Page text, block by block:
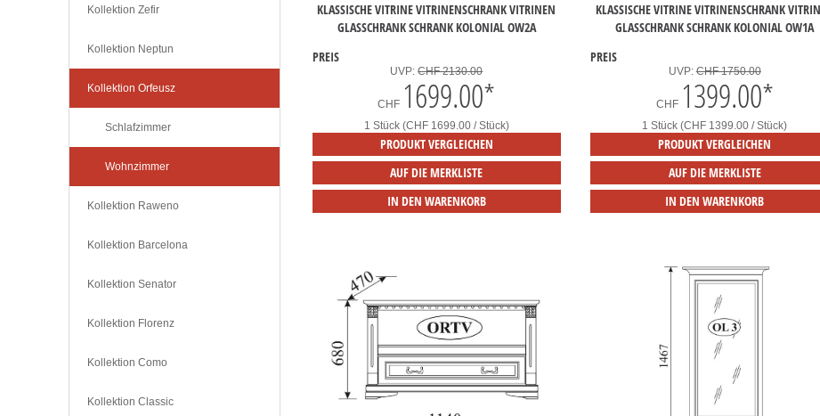
KLASSISCHE VITRINE VITRINENSCHRANK VITRINEN
GLASSCHRANK SCHRANK KOLONIAL OW2A
PREIS
UVP:CHF 2130.00
CHF 1699.00*
1 Stück (CHF 1699.00 / Stück)
PRODUKT VERGLEICHEN
AUF DIE MERKLISTE
IN DEN WARENKORB
KLASSISCHE VITRINE VITRINENSCHRANK
GLASSCHRANK SCHRANK KOLONIAL OW1A
PREIS
UVP:CHF 1750.00
CHF 1399.00*
1 Stück (CHF 1399.00 / Stück)
PRODUKT VERGLEICHEN
AUF DIE MERKLISTE
IN DEN WARENKORB
Kollektion Zefir
Kollektion Neptun
Kollektion Orfeusz
Schlafzimmer
Wohnzimmer
Kollektion Raweno
Kollektion Barcelona
Kollektion Senator
Kollektion Florenz
Kollektion Como
Kollektion Classic